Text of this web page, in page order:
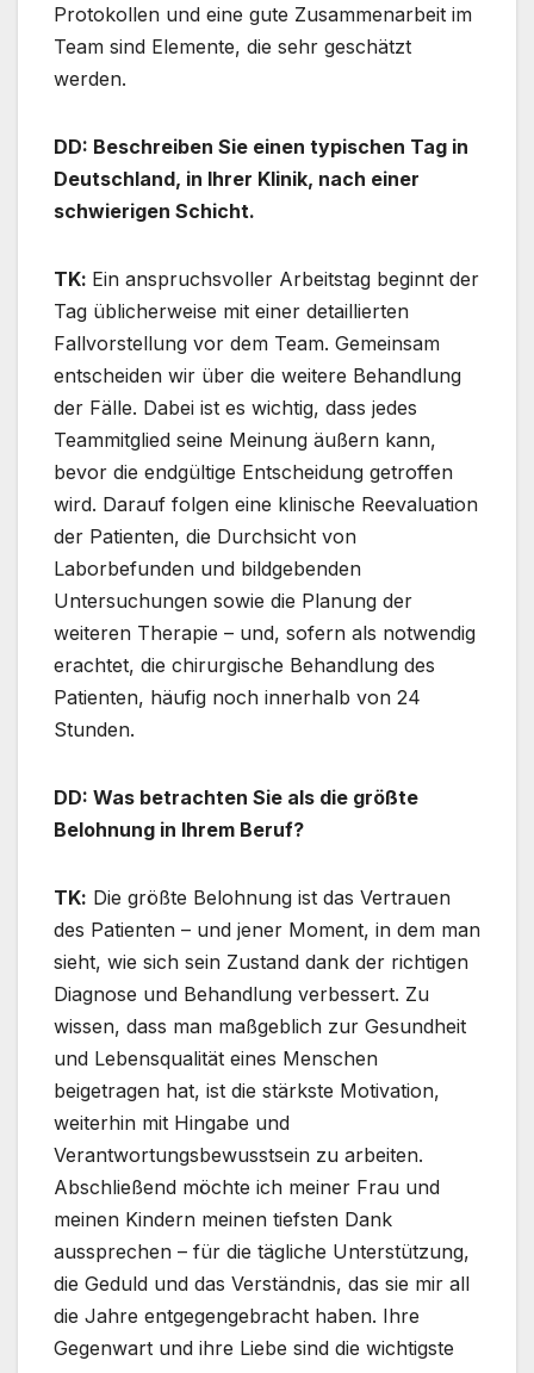
Protokollen und eine gute Zusammenarbeit im
Team sind Elemente, die sehr geschätzt
werden.
DD: Beschreiben Sie einen typischen Tag in
Deutschland, in Ihrer Klinik, nach einer
schwierigen Schicht.
TΚ: Ein anspruchsvoller Arbeitstag beginnt der
Tag üblicherweise mit einer detaillierten
Fallvorstellung vor dem Team. Gemeinsam
entscheiden wir über die weitere Behandlung
der Fälle. Dabei ist es wichtig, dass jedes
Teammitglied seine Meinung äußern kann,
bevor die endgültige Entscheidung getroffen
wird. Darauf folgen eine klinische Reevaluation
der Patienten, die Durchsicht von
Laborbefunden und bildgebenden
Untersuchungen sowie die Planung der
weiteren Therapie – und, sofern als notwendig
erachtet, die chirurgische Behandlung des
Patienten, häufig noch innerhalb von 24
Stunden.
DD: Was betrachten Sie als die größte
Belohnung in Ihrem Beruf?
TΚ: Die größte Belohnung ist das Vertrauen
des Patienten – und jener Moment, in dem man
sieht, wie sich sein Zustand dank der richtigen
Diagnose und Behandlung verbessert. Zu
wissen, dass man maßgeblich zur Gesundheit
und Lebensqualität eines Menschen
beigetragen hat, ist die stärkste Motivation,
weiterhin mit Hingabe und
Verantwortungsbewusstsein zu arbeiten.
Abschließend möchte ich meiner Frau und
meinen Kindern meinen tiefsten Dank
aussprechen – für die tägliche Unterstützung,
die Geduld und das Verständnis, das sie mir all
die Jahre entgegengebracht haben. Ihre
Gegenwart und ihre Liebe sind die wichtigste